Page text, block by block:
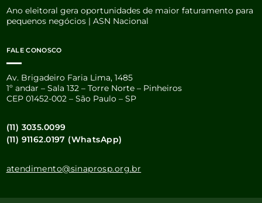
Ano eleitoral gera oportunidades de maior faturamento para
pequenos negócios | ASN Nacional
FALE CONOSCO
Av. Brigadeiro Faria Lima, 1485
1º andar – Sala 132 – Torre Norte – Pinheiros
CEP 01452-002 – São Paulo – SP
(11) 3035.0099
(11) 91162.0197 (WhatsApp)
atendimento@sinaprosp.org.br